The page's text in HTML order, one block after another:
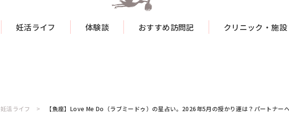
妊活ライフ 体験談 おすすめ訪問記 クリニック・施設
妊活ライフ 【魚座】Love Me Do（ラブミードゥ）の星占い。2026年5月の授かり運は？パートナー